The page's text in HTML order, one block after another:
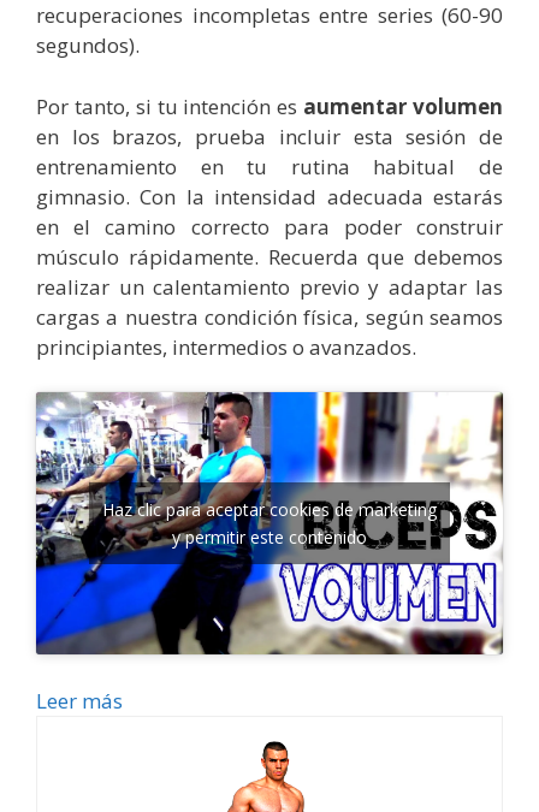
recuperaciones incompletas entre series (60-90
segundos).
Por tanto, si tu intención es aumentar volumen
en los brazos, prueba incluir esta sesión de
entrenamiento en tu rutina habitual de
gimnasio. Con la intensidad adecuada estarás
en el camino correcto para poder construir
músculo rápidamente. Recuerda que debemos
realizar un calentamiento previo y adaptar las
cargas a nuestra condición física, según seamos
principiantes, intermedios o avanzados.
Haz clic para aceptar cookies de marketing
y permitir este contenido
Leer más